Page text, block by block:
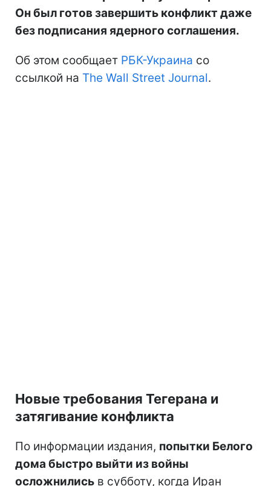
Он был готов завершить конфликт даже
без подписания ядерного соглашения.
Об этом сообщает РБК-Украина со
ссылкой на The Wall Street Journal.
Новые требования Тегерана и
затягивание конфликта
По информации издания, попытки Белого
дома быстро выйти из войны
осложнились в субботу, когда Иран